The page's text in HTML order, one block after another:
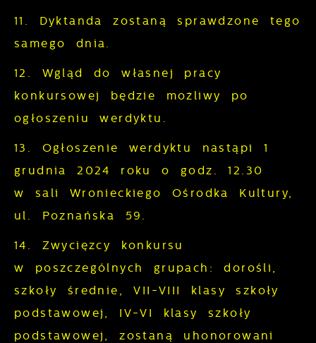
11. Dyktanda zostaną sprawdzone tego
samego dnia.
12. Wgląd do własnej pracy
konkursowej będzie możliwy po
ogłoszeniu werdyktu.
13. Ogłoszenie werdyktu nastąpi 1
grudnia 2024 roku o godz. 12.30
w sali Wronieckiego Ośrodka Kultury,
ul. Poznańska 59.
14. Zwycięzcy konkursu
w poszczególnych grupach: dorośli,
szkoły średnie, VII-VIII klasy szkoły
podstawowej, IV-VI klasy szkoły
podstawowej, zostaną uhonorowani